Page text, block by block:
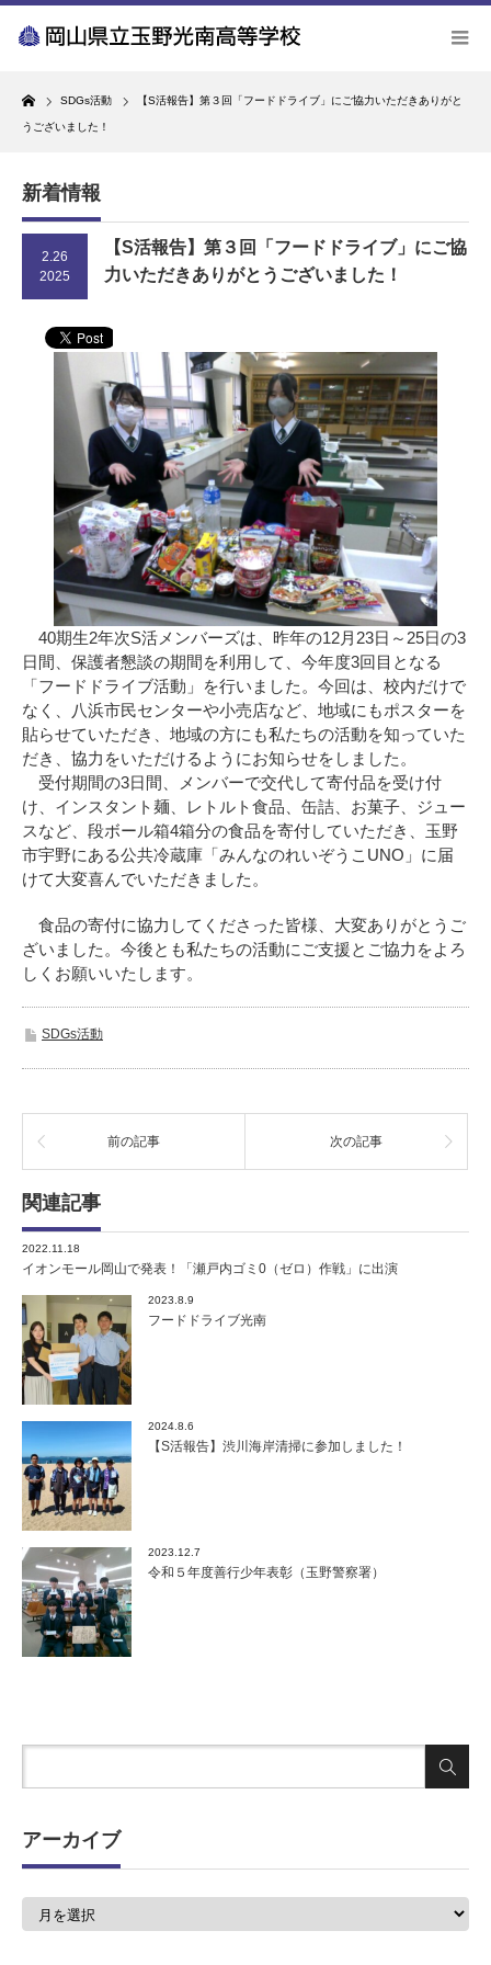
Home
SDGs活動 【S活報告】第３回「フードドライブ」にご協力いただきありがと
うございました！
新着情報
2.26
2025
【S活報告】第３回「フードドライブ」にご協
力いただきありがとうございました！
40期生2年次S活メンバーズは、昨年の12月23日～25日の3
日間、保護者懇談の期間を利用して、今年度3回目となる
「フードドライブ活動」を行いました。今回は、校内だけで
なく、八浜市民センターや小売店など、地域にもポスターを
貼らせていただき、地域の方にも私たちの活動を知っていた
だき、協力をいただけるようにお知らせをしました。
受付期間の3日間、メンバーで交代して寄付品を受け付
け、インスタント麺、レトルト食品、缶詰、お菓子、ジュー
スなど、段ボール箱4箱分の食品を寄付していただき、玉野
市宇野にある公共冷蔵庫「みんなのれいぞうこUNO」に届
けて大変喜んでいただきました。
食品の寄付に協力してくださった皆様、大変ありがとうご
ざいました。今後とも私たちの活動にご支援とご協力をよろ
しくお願いいたします。
SDGs活動
前の記事 次の記事
関連記事
2022.11.18
イオンモール岡山で発表！「瀬戸内ゴミ0（ゼロ）作戦」に出演
2023.8.9
フードドライブ光南
2024.8.6
【S活報告】渋川海岸清掃に参加しました！
2023.12.7
令和５年度善行少年表彰（玉野警察署）
アーカイブ